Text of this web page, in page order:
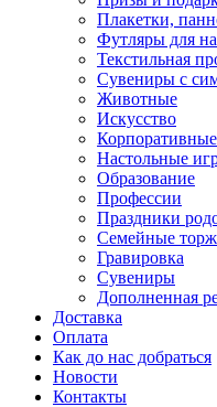
Плакетки,
Футляры для
Текстильная
Сувениры с
Животные
Искусство
Настольные
Образование
Профессии
Праздники
Семейные
Гравировка
Сувениры
Дополненная
Доставка
Оплата
Как до нас добраться
Новости
Контакты